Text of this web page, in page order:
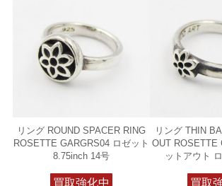
リング ROUND SPACER RING
ROSETTE GARGRS04 ロゼット
8.75inch 14号
買取強化中
リング THIN
OUT ROSETTE
ットアウト
買取